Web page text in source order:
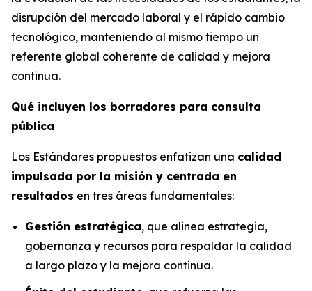
disrupción del mercado laboral y el rápido cambio
tecnológico, manteniendo al mismo tiempo un
referente global coherente de calidad y mejora
continua.
Qué incluyen los borradores para consulta
pública
Los Estándares propuestos enfatizan una calidad
impulsada por la misión y centrada en
resultados en tres áreas fundamentales:
Gestión estratégica, que alinea estrategia,
gobernanza y recursos para respaldar la calidad
a largo plazo y la mejora continua.